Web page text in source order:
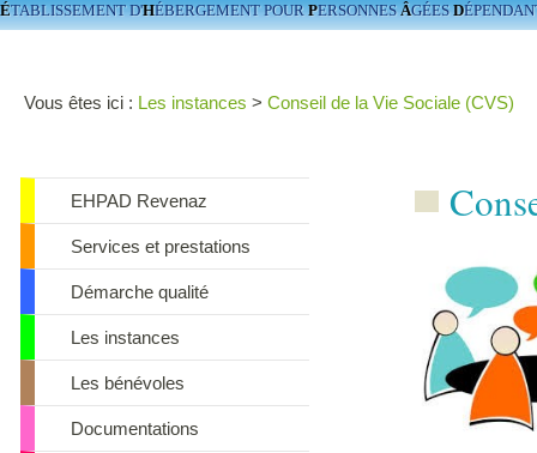
ÉTABLISSEMENT D'HÉBERGEMENT POURPERSONNESÂGÉESD
Vous êtes ici : Les instances > Conseil de la Vie Sociale (CVS)
EHPAD Revenaz
Services et prestations
Démarche qualité
Les instances
Les bénévoles
Documentations